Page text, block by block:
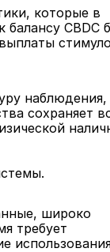
которые в
CBDC
наблюдения,
сохраняет
широко
требует